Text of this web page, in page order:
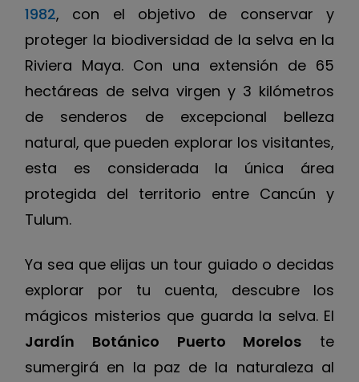
1982, con el objetivo de conservar y
proteger la biodiversidad de la selva en la
Riviera Maya. Con una extensión de 65
hectáreas de selva virgen y 3 kilómetros
de senderos de excepcional belleza
natural, que pueden explorar los visitantes,
esta es considerada la única área
protegida del territorio entre Cancún y
Tulum.
Ya sea que elijas un tour guiado o decidas
explorar por tu cuenta, descubre los
mágicos misterios que guarda la selva. El
Jardín Botánico Puerto Morelos te
sumergirá en la paz de la naturaleza al